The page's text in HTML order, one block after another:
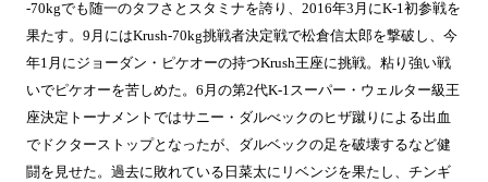
-70kgでも随一のタフさとスタミナを誇り、2016年3月にK-1初参戦を
果たす。9月にはKrush-70kg挑戦者決定戦で松倉信太郎を撃破し、今
年1月にジョーダン・ピケオーの持つKrush王座に挑戦。粘り強い戦
いでピケオーを苦しめた。6月の第2代K-1スーパー・ウェルター級王
座決定トーナメントではサニー・ダルべックのヒザ蹴りによる出血
でドクターストップとなったが、ダルベックの足を破壊するなど健
闘を見せた。過去に敗れている日菜太にリベンジを果たし、チンギ